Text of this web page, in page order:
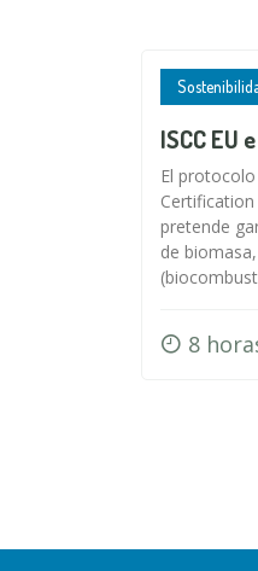
ISCC EU
El
Certification
pretende
de
8